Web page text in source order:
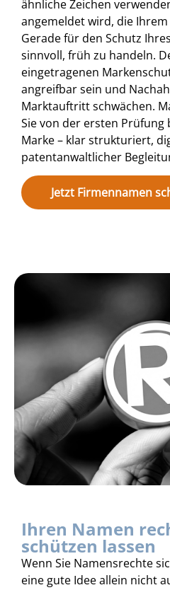
ähnliche Zeichen
angemeldet wird, die
Gerade für den Schutz
sinnvoll, früh zu handeln.
eingetragenen
angreifbar sein und
Marktauftritt schwächen.
Sie von der ersten
Marke – klar strukturiert,
patentanwaltlicher
Jetzt Firmennamen
Ihren Namen
schützen lassen
Wenn Sie Namensrechte
eine gute Idee allein nicht